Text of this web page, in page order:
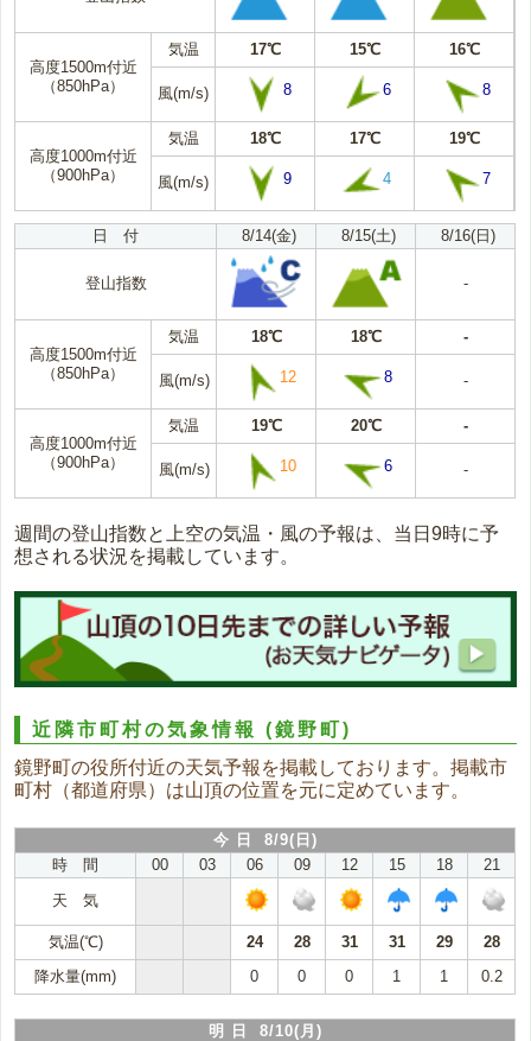
高度1500m付近
（850hPa）
気温 17℃ 15℃ 16℃
風(m/s) 8 6 8
高度1000m付近
（900hPa）
気温 18℃ 17℃ 19℃
風(m/s) 9 4 7
日 付 8/14(金) 8/15(土) 8/16(日)
登山指数 -
高度1500m付近
（850hPa）
気温 18℃ 18℃ -
風(m/s) 12 8 -
高度1000m付近
（900hPa）
気温 19℃ 20℃ -
風(m/s) 10 6 -
週間の登山指数と上空の気温・風の予報は、当日9時に予
想される状況を掲載しています。
近隣市町村の気象情報(鏡野町)
鏡野町の役所付近の天気予報を掲載しております。掲載市
町村（都道府県）は山頂の位置を元に定めています。
今 日 8/9(日)
時 間
00 03 06 09 12 15 18
21
天 気
気温(℃) 24 28 31 31 29
28
降水量(mm)
0 0 0 1 1 0.2
明 日 8/10(月)